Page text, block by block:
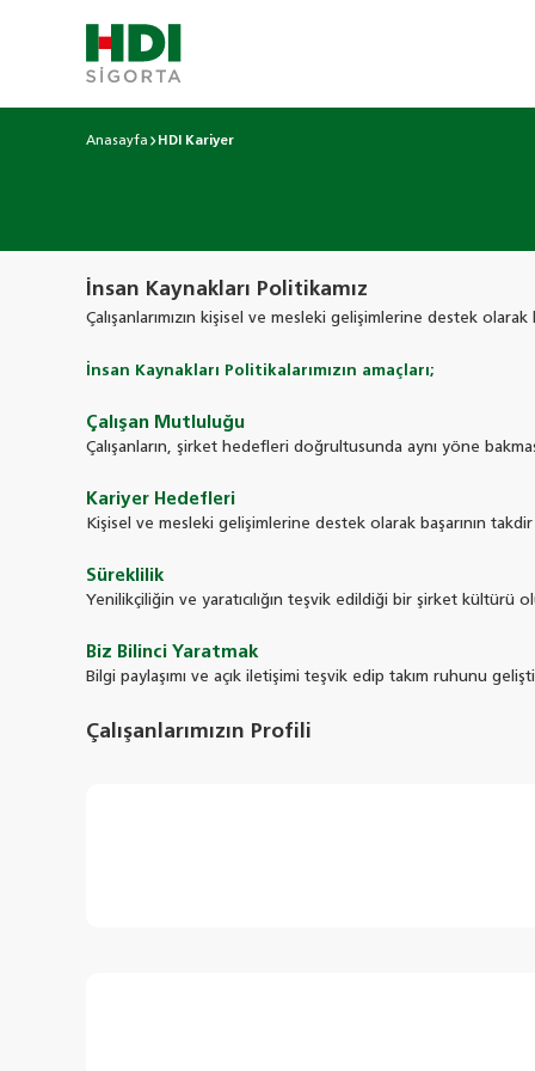
Anasayfa HDI Kariyer
İnsan Kaynakları Politikamız
Çalışanlarımızın kişisel ve mesleki gelişimlerine destek
İnsan Kaynakları Politikalarımızın amaçları;
Çalışan Mutluluğu
Çalışanların, şirket hedefleri doğrultusunda aynı yöne
Kariyer Hedefleri
Kişisel ve mesleki gelişimlerine destek olarak başarının
Süreklilik
Yenilikçiliğin ve yaratıcılığın teşvik edildiği bir şirket kültürü
Biz Bilinci Yaratmak
Bilgi paylaşımı ve açık iletişimi teşvik edip takım ruhunu
Çalışanlarımızın Profili